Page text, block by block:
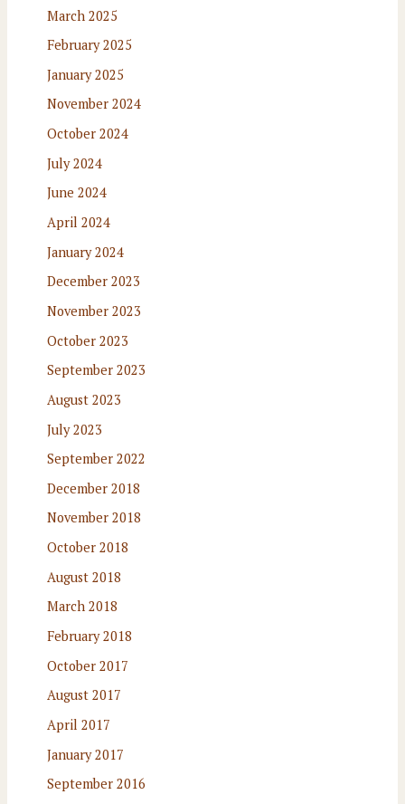
March 2025
February 2025
January 2025
November 2024
October 2024
July 2024
June 2024
April 2024
January 2024
December 2023
November 2023
October 2023
September 2023
August 2023
July 2023
September 2022
December 2018
November 2018
October 2018
August 2018
March 2018
February 2018
October 2017
August 2017
April 2017
January 2017
September 2016